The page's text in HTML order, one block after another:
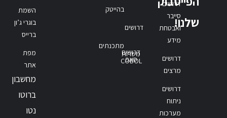
שלנו!
דרושים
סייבר
ואבטחת
מידע
דרושים
מרצים
דרושים
ניתוח
מערכות
בהייטק
דרושים
מתכנתים
דרושים
סאפ
משרות
COBOL
השמת
בוגרי ג’ון
ברייס
מפת
אתר
מחשבון
ברוטו
נטו